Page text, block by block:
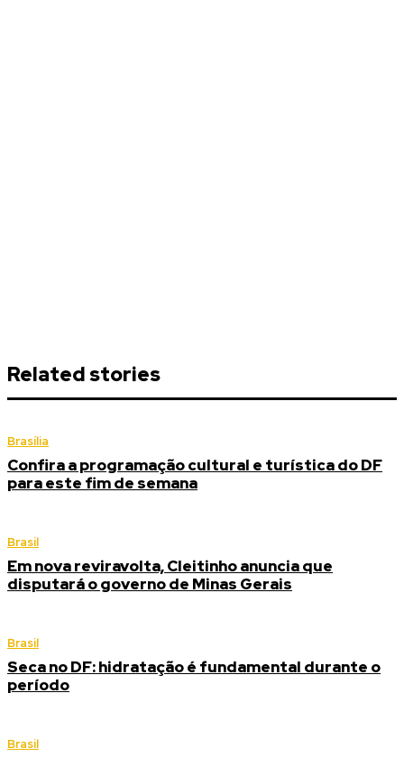
Related stories
Brasília
Confira a programação cultural e turística do DF
para este fim de semana
Brasil
Em nova reviravolta, Cleitinho anuncia que
disputará o governo de Minas Gerais
Brasil
Seca no DF: hidratação é fundamental durante o
período
Brasil